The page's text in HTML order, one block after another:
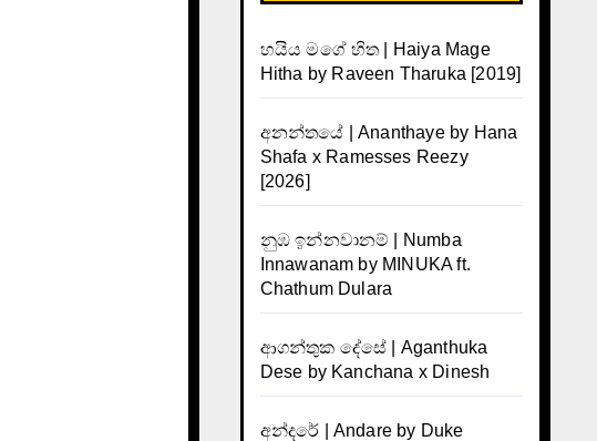
හයිය මගේ හිත | Haiya Mage
Hitha by Raveen Tharuka [2019]
අනන්තයේ | Ananthaye by Hana
Shafa x Ramesses Reezy
[2026]
නුඹ ඉන්නවානම් | Numba
Innawanam by MINUKA ft.
Chathum Dulara
ආගන්තුක දේසේ | Aganthuka
Dese by Kanchana x Dinesh
අන්දරේ | Andare by Duke